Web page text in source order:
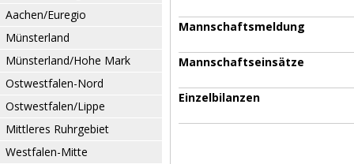
Aachen/Euregio
Münsterland
Münsterland/Hohe Mark
Ostwestfalen-Nord
Ostwestfalen/Lippe
Mittleres Ruhrgebiet
Westfalen-Mitte
Mannschaftsmeldung
Mannschaftseinsätze
Einzelbilanzen